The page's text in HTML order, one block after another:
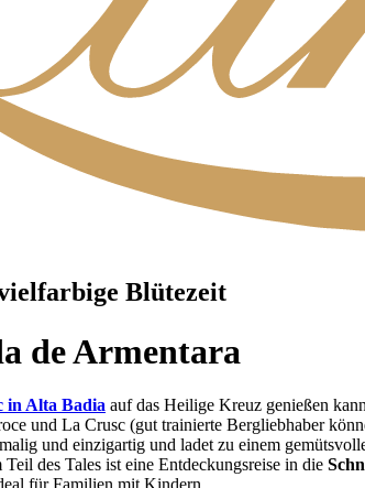
Blütezeit
de Armentara
in Alta Badia auf das Heilige Kreuz genießen
und La Crusc (gut trainierte Bergliebhaber
und einzigartig und ladet zu einem
des Tales ist eine Entdeckungsreise in die